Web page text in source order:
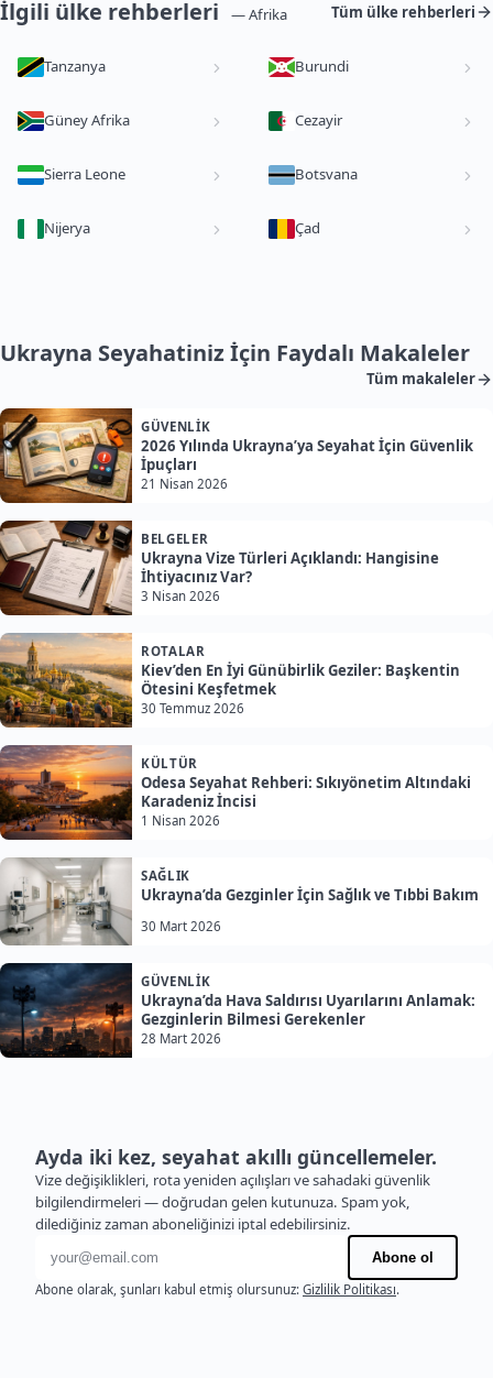
İlgili ülke rehberleri — Afrika Tüm ülke rehberleri
Tanzanya Burundi
Güney Afrika Cezayir
Sierra Leone Botsvana
Nijerya Çad
Ukrayna Seyahatiniz İçin Faydalı Makaleler
Tüm makaleler
GÜVENLIK
2026 Yılında Ukrayna’ya Seyahat İçin Güvenlik
İpuçları
21 Nisan 2026
BELGELER
Ukrayna Vize Türleri Açıklandı: Hangisine
İhtiyacınız Var?
3 Nisan 2026
ROTALAR
Kiev’den En İyi Günübirlik Geziler: Başkentin
Ötesini Keşfetmek
30 Temmuz 2026
KÜLTÜR
Odesa Seyahat Rehberi: Sıkıyönetim Altındaki
Karadeniz İncisi
1 Nisan 2026
SAĞLIK
Ukrayna’da Gezginler İçin Sağlık ve Tıbbi Bakım
30 Mart 2026
GÜVENLIK
Ukrayna’da Hava Saldırısı Uyarılarını Anlamak:
Gezginlerin Bilmesi Gerekenler
28 Mart 2026
Ayda iki kez, seyahat akıllı güncellemeler.
Vize değişiklikleri, rota yeniden açılışları ve sahadaki güvenlik
bilgilendirmeleri — doğrudan gelen kutunuza. Spam yok,
dilediğiniz zaman aboneliğinizi iptal edebilirsiniz.
E-posta adresi
Abone ol
Abone olarak, şunları kabul etmiş olursunuz: Gizlilik Politikası.